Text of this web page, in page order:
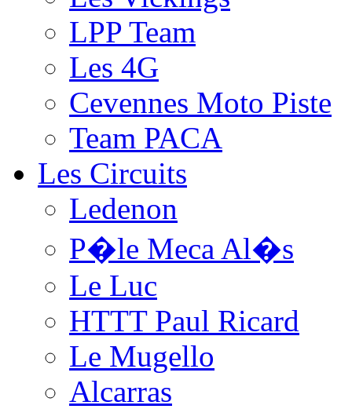
LPP Team
Les 4G
Cevennes Moto Piste
Team PACA
Les Circuits
Ledenon
P�le Meca Al�s
Le Luc
HTTT Paul Ricard
Le Mugello
Alcarras